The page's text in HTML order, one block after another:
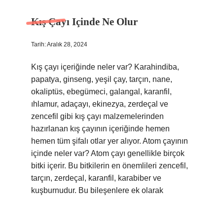
Kış Çayı Içinde Ne Olur
Tarih: Aralık 28, 2024
Kış çayı içeriğinde neler var? Karahindiba,
papatya, ginseng, yeşil çay, tarçın, nane,
okaliptüs, ebegümeci, galangal, karanfil,
ıhlamur, adaçayı, ekinezya, zerdeçal ve
zencefil gibi kış çayı malzemelerinden
hazırlanan kış çayının içeriğinde hemen
hemen tüm şifalı otlar yer alıyor. Atom çayının
içinde neler var? Atom çayı genellikle birçok
bitki içerir. Bu bitkilerin en önemlileri zencefil,
tarçın, zerdeçal, karanfil, karabiber ve
kuşburnudur. Bu bileşenlere ek olarak